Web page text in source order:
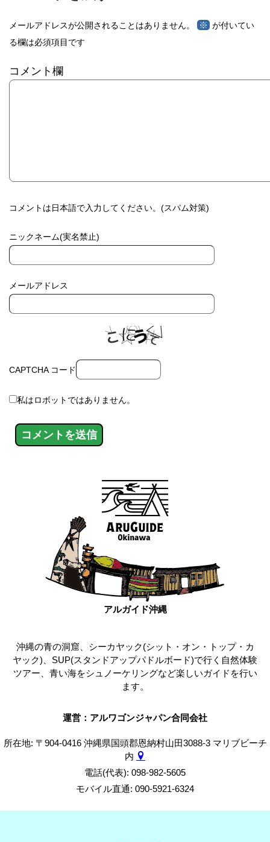
メールアドレスが公開されることはありません。 ※ が付いてい
る欄は必須項目です
コメント欄
コメントは日本語で入力してください。(スパム対策)
ニックネーム(実名禁止)
メールアドレス
CAPTCHA コード
私はロボットではありません。
アルガイド沖縄
沖縄の青の洞窟、シーカヤック(シット・オン・トップ・カ
ヤック)、SUP(スタンドアップパドルボード)で行く自然体験
ツアー、青い海をシュノーケリングなど楽しいガイドを行い
ます。
運営：アルワゴンジャパン合同会社
所在地: 〒904-0416 沖縄県国頭郡恩納村山田3088-3 マリブビーチ
内
電話(代表): 098-982-5605
モバイル直通: 090-5921-6324